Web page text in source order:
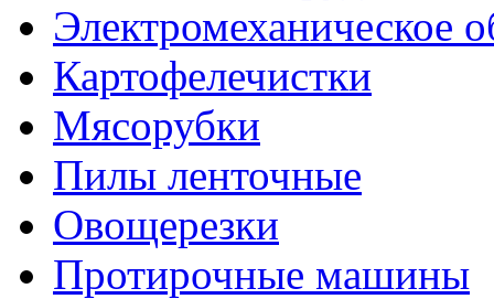
Электромеханическое
Картофелечистки
Мясорубки
Пилы ленточные
Овощерезки
Протирочные машины